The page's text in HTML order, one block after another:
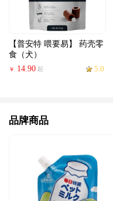
【普安特 喂要易】 药壳零
食（犬）
￥ 14.90 起 5.0
品牌商品